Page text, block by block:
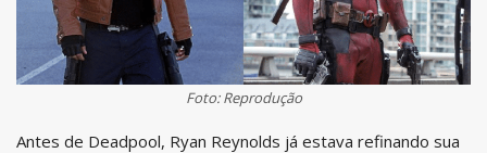
Foto: Reprodução
Antes de Deadpool, Ryan Reynolds já estava refinando sua